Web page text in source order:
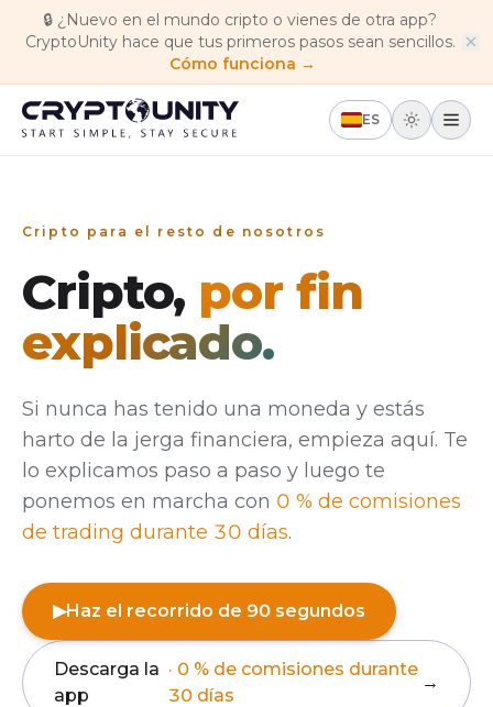
Skip to main content
🔒 ¿Nuevo en el mundo cripto o vienes de otra app?
CryptoUnity hace que tus primeros pasos sean sencillos.
Cómo funciona →
ES
Cripto para el resto de nosotros
Cripto, por fin
explicado.
Si nunca has tenido una moneda y estás
harto de la jerga financiera, empieza aquí. Te
lo explicamos paso a paso y luego te
ponemos en marcha con 0 % de comisiones
de trading durante 30 días.
▶Haz el recorrido de 90 segundos
Descarga la
app
· 0 % de comisiones durante
30 días
→